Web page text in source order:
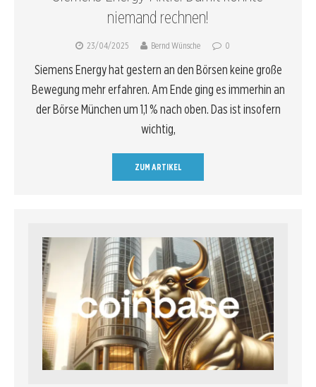
niemand rechnen!
23/04/2025 Bernd Wünsche 0
Siemens Energy hat gestern an den Börsen keine große
Bewegung mehr erfahren. Am Ende ging es immerhin an
der Börse München um 1,1 % nach oben. Das ist insofern
wichtig,
ZUM ARTIKEL